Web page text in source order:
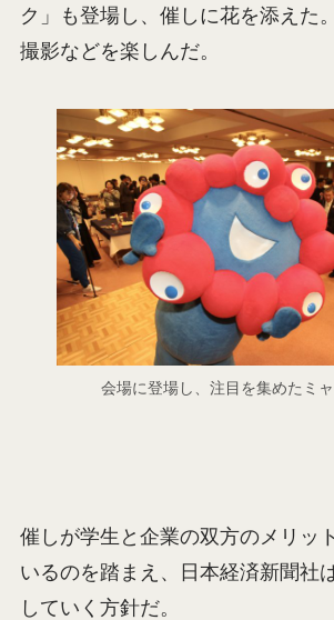
ク」も登場し、催しに花を添えた
撮影などを楽しんだ。
会場に登場し、注目を集めたミ
催しが学生と企業の双方のメリッ
いるのを踏まえ、日本経済新聞社
していく方針だ。